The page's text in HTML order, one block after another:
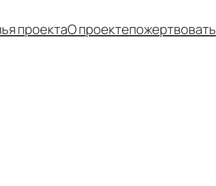
проектаО проектепожертвовать